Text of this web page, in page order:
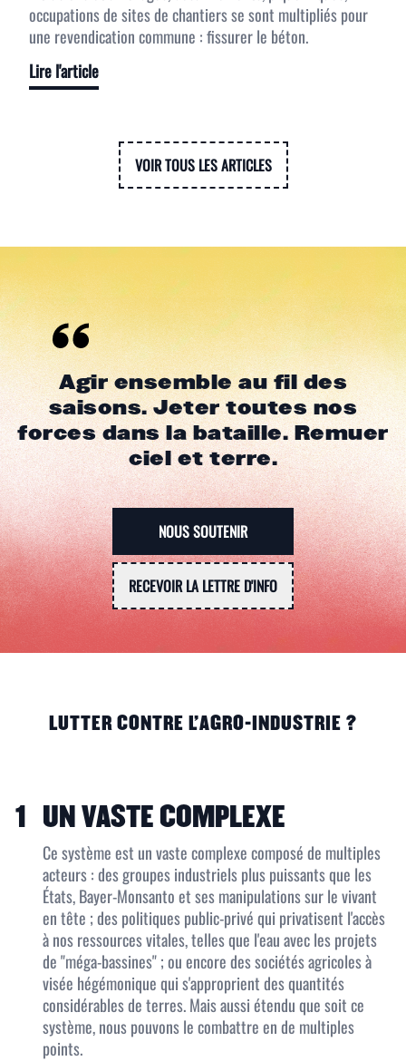
occupations de sites de chantiers se sont multipliés pour
une revendication commune : fissurer le béton.
Lire l'article
VOIR TOUS LES ARTICLES
Agir ensemble au fil des
saisons. Jeter toutes nos
forces dans la bataille. Remuer
ciel et terre.
NOUS SOUTENIR
RECEVOIR LA LETTRE D'INFO
LUTTER CONTRE L'AGRO-INDUSTRIE ?
1 UN VASTE COMPLEXE
Ce système est un vaste complexe composé de multiples
acteurs : des groupes industriels plus puissants que les
États, Bayer-Monsanto et ses manipulations sur le vivant
en tête ; des politiques public-privé qui privatisent l'accès
à nos ressources vitales, telles que l'eau avec les projets
de "méga-bassines" ; ou encore des sociétés agricoles à
visée hégémonique qui s'approprient des quantités
considérables de terres. Mais aussi étendu que soit ce
système, nous pouvons le combattre en de multiples
points.